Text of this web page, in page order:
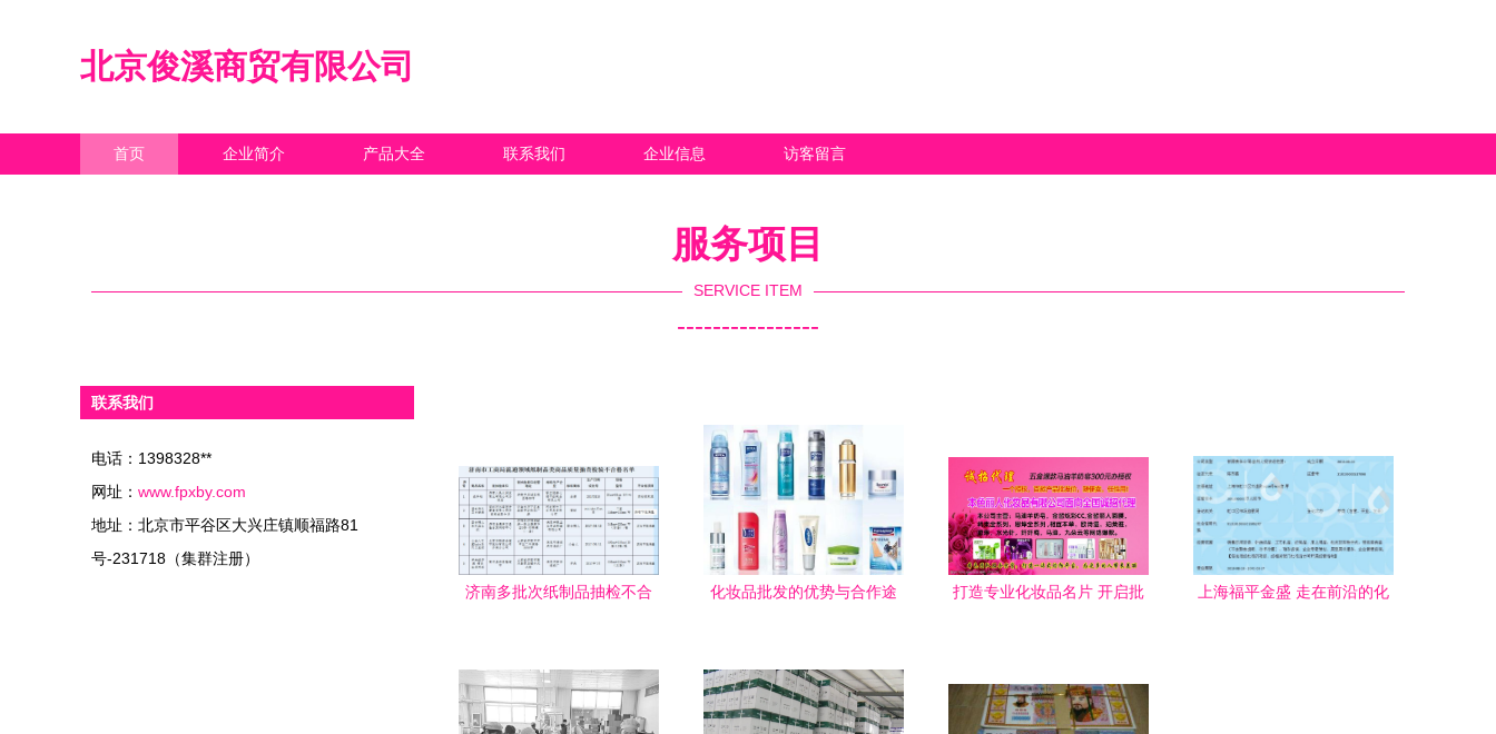
北京俊溪商贸有限公司
首页 企业简介 产品大全 联系我们 企业信息 访客留言
服务项目
SERVICE ITEM
----------------
联系我们
电话：1398328**
网址： www.fpxby.com
地址：北京市平谷区大兴庄镇顺福路81
号-231718（集群注册）
济南多批次纸制品抽检不合
化妆品批发的优势与合作途
打造专业化妆品名片 开启批
上海福平金盛 走在前沿的化